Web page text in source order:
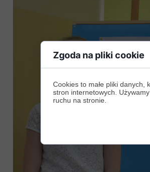
Zgoda na pliki cookie
Cookies to małe pliki
stron internetowych.
ruchu na stronie.